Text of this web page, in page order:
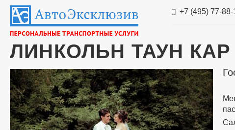
+7 (495) 77-88-
ЛИНКОЛЬН ТАУН